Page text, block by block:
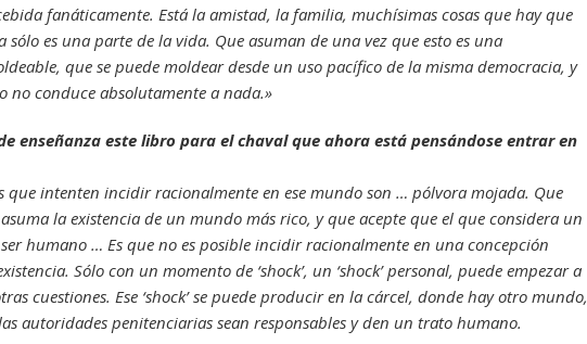
fanáticamente. Está la amistad, la familia, muchísimas cosas que hay que
sólo es una parte de la vida. Que asuman de una vez que esto es una
que se puede moldear desde un uso pacífico de la misma democracia, y
no conduce absolutamente a nada.»
enseñanza este libro para el chaval que ahora está pensándose entrar en
que intenten incidir racionalmente en ese mundo son … pólvora mojada. Que
la existencia de un mundo más rico, y que acepte que el que considera un
humano … Es que no es posible incidir racionalmente en una concepción
Sólo con un momento de ‘shock’, un ‘shock’ personal, puede empezar a
cuestiones. Ese ‘shock’ se puede producir en la cárcel, donde hay otro mundo,
autoridades penitenciarias sean responsables y den un trato humano.